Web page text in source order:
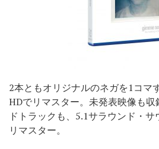
2本ともオリジナルのネガを1コマ
HDでリマスター。未発表映像も
ドトラックも、5.1サラウンド・
リマスター。